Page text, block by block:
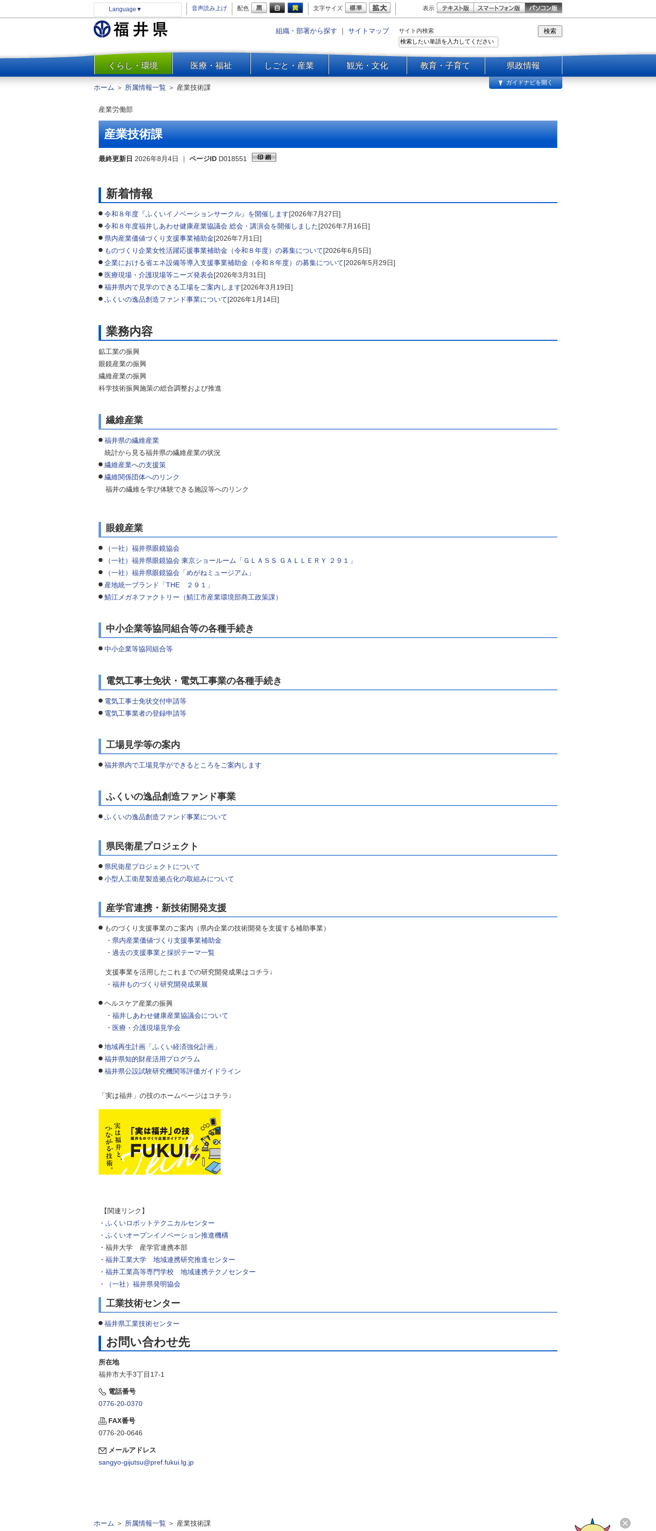
Language ▼ 音声読み上げ 配色 文字サイズ 表示
組織・部署から探す ｜ サイトマップ サイト内検索
一覧
くらし・環境 医療・福祉 しごと・産業 観光・文化 教育・子育て 県政情報
防災
消費・生活
水道・エネルギー
住まい・土地
環境問題・廃棄物対策・リサ
交通・道路
河川・砂防・港湾
自然
ホーム ＞ 所属情報一覧 ＞ 産業技術課
ガイドナビを開く
産業労働部
産業技術課
最終更新日 2026年8月4日 ｜ ページID D018551
新着情報
令和８年度『ふくいイノベーションサークル』を開催します[2026年7月27日]
令和８年度福井しあわせ健康産業協議会 総会・講演会を開催しました[2026年7月16日]
県内産業価値づくり支援事業補助金[2026年7月1日]
ものづくり企業女性活躍応援事業補助金（令和８年度）の募集について[2026年6月5日]
企業における省エネ設備等導入支援事業補助金（令和８年度）の募集について[2026年5月29日]
医療現場・介護現場等ニーズ発表会[2026年3月31日]
福井県内で見学のできる工場をご案内します[2026年3月19日]
ふくいの逸品創造ファンド事業について[2026年1月14日]
業務内容
鉱工業の振興
眼鏡産業の振興
繊維産業の振興
科学技術振興施策の総合調整および推進
繊維産業
福井県の繊維産業
統計から見る福井県の繊維産業の状況
繊維産業への支援策
繊維関係団体へのリンク
福井の繊維を学び体験できる施設等へのリンク
眼鏡産業
（一社）福井県眼鏡協会
（一社）福井県眼鏡協会 東京ショールーム「ＧＬＡＳＳ ＧＡＬＬＥＲＹ ２９１」
（一社）福井県眼鏡協会「めがねミュージアム」
産地統一ブランド「THE ２９１」
鯖江メガネファクトリー（鯖江市産業環境部商工政策課）
中小企業等協同組合等の各種手続き
中小企業等協同組合等
電気工事士免状・電気工事業の各種手続き
電気工事士免状交付申請等
電気工事業者の登録申請等
工場見学等の案内
福井県内で工場見学ができるところをご案内します
ふくいの逸品創造ファンド事業
ふくいの逸品創造ファンド事業について
県民衛星プロジェクト
県民衛星プロジェクトについて
小型人工衛星製造拠点化の取組みについて
産学官連携・新技術開発支援
ものづくり支援事業のご案内（県内企業の技術開発を支援する補助事業）
・ 県内産業価値づくり支援事業補助金
・ 過去の支援事業と採択テーマ一覧
支援事業を活用したこれまでの研究開発成果はコチラ↓
・ 福井ものづくり研究開発成果展
ヘルスケア産業の振興
・ 福井しあわせ健康産業協議会について
・ 医療・介護現場見学会
地域再生計画「ふくい経済強化計画」
福井県知的財産活用プログラム
福井県公設試験研究機関等評価ガイドライン
「実は福井」の技のホームページはコチラ↓
【関連リンク】
・ ふくいロボットテクニカルセンター
・ ふくいオープンイノベーション推進機構
・福井大学 産学官連携本部
・ 福井工業大学 地域連携研究推進センター
・福井工業高等専門学校 地域連携テクノセンター
・
（一社）福井県発明協会
工業技術センター
福井県工業技術センター
お問い合わせ先
所在地
福井市大手3丁目17-1
電話番号
0776-20-0370
FAX番号
0776-20-0646
メールアドレス
sangyo-gijutsu@pref.fukui.lg.jp
ホーム ＞ 所属情報一覧 ＞ 産業技術課